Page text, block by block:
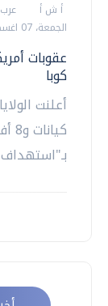
أ ش أ
الجمعة، 07 اغسطس 2026 02:02 ص
كوبا